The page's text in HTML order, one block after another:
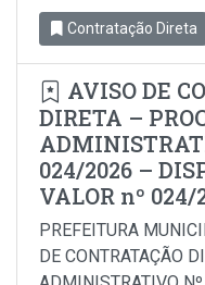
Contratação Direta
AVISO DE
DIRETA –
024/2026 –
VALOR nº
PREFEITURA
DE CONTRATAÇÃO